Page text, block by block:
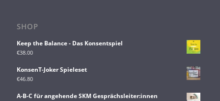
SHOP
Keep the Balance - Das Konsentspiel
€38.00
KonsenT-Joker Spieleset
€46.80
A-B-C für angehende SKM Gesprächsleiter:innen